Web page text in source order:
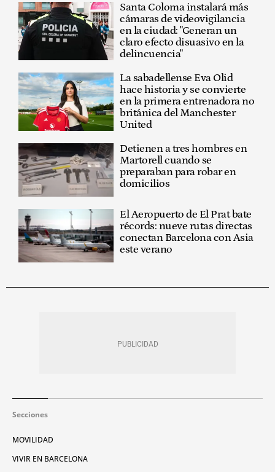
Santa Coloma instalará más
cámaras de videovigilancia
en la ciudad: "Generan un
claro efecto disuasivo en la
delincuencia"
La sabadellense Eva Olid
hace historia y se convierte
en la primera entrenadora no
británica del Manchester
United
Detienen a tres hombres en
Martorell cuando se
preparaban para robar en
domicilios
El Aeropuerto de El Prat bate
récords: nueve rutas directas
conectan Barcelona con Asia
este verano
Secciones
MOVILIDAD
VIVIR EN BARCELONA